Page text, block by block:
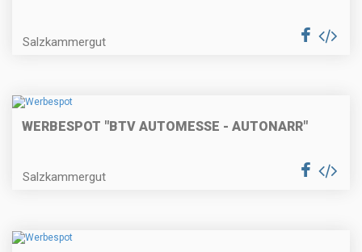
Salzkammergut
WERBESPOT "BTV AUTOMESSE - AUTONARR"
Salzkammergut